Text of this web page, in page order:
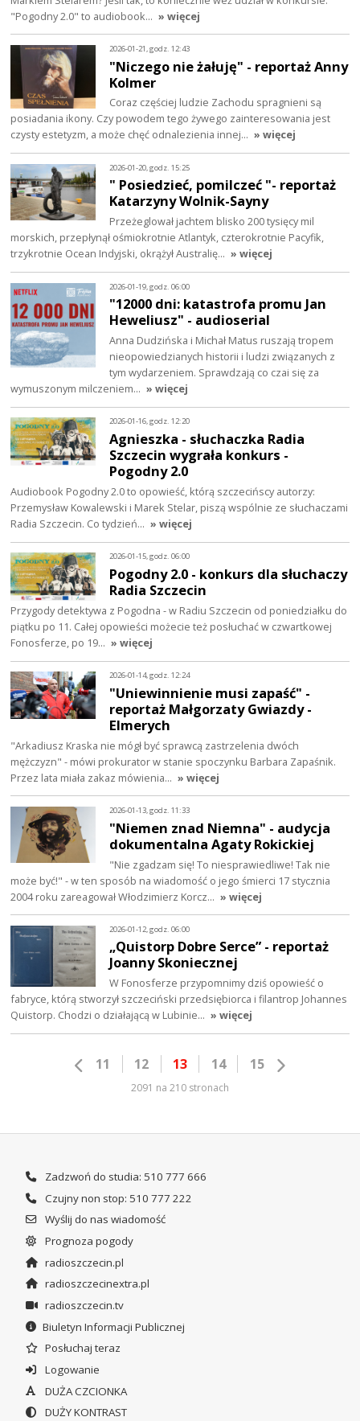
"Pogodny 2.0" to audiobook… » więcej
2026-01-21, godz. 12:43
"Niczego nie żałuję" - reportaż Anny
Kolmer
Coraz częściej ludzie Zachodu spragnieni są
posiadania ikony. Czy powodem tego żywego zainteresowania jest
czysty estetyzm, a może chęć odnalezienia innej… » więcej
2026-01-20, godz. 15:25
" Posiedzieć, pomilczeć "- reportaż
Katarzyny Wolnik-Sayny
Przeżeglował jachtem blisko 200 tysięcy mil
morskich, przepłynął ośmiokrotnie Atlantyk, czterokrotnie Pacyfik,
trzykrotnie Ocean Indyjski, okrążył Australię… » więcej
2026-01-19, godz. 06:00
"12000 dni: katastrofa promu Jan
Heweliusz" - audioserial
Anna Dudzińska i Michał Matus ruszają tropem
nieopowiedzianych historii i ludzi związanych z
tym wydarzeniem. Sprawdzają co czai się za
wymuszonym milczeniem… » więcej
2026-01-16, godz. 12:20
Agnieszka - słuchaczka Radia
Szczecin wygrała konkurs -
Pogodny 2.0
Audiobook Pogodny 2.0 to opowieść, którą szczecińscy autorzy:
Przemysław Kowalewski i Marek Stelar, piszą wspólnie ze słuchaczami
Radia Szczecin. Co tydzień… » więcej
2026-01-15, godz. 06:00
Pogodny 2.0 - konkurs dla słuchaczy
Radia Szczecin
Przygody detektywa z Pogodna - w Radiu Szczecin od poniedziałku do
piątku po 11. Całej opowieści możecie też posłuchać w czwartkowej
Fonosferze, po 19… » więcej
2026-01-14, godz. 12:24
"Uniewinnienie musi zapaść" -
reportaż Małgorzaty Gwiazdy -
Elmerych
"Arkadiusz Kraska nie mógł być sprawcą zastrzelenia dwóch
mężczyzn" - mówi prokurator w stanie spoczynku Barbara Zapaśnik.
Przez lata miała zakaz mówienia… » więcej
2026-01-13, godz. 11:33
"Niemen znad Niemna" - audycja
dokumentalna Agaty Rokickiej
"Nie zgadzam się! To niesprawiedliwe! Tak nie
może być!" - w ten sposób na wiadomość o jego śmierci 17 stycznia
2004 roku zareagował Włodzimierz Korcz… » więcej
2026-01-12, godz. 06:00
„Quistorp Dobre Serce” - reportaż
Joanny Skoniecznej
W Fonosferze przypomnimy dziś opowieść o
fabryce, którą stworzył szczeciński przedsiębiorca i filantrop Johannes
Quistorp. Chodzi o działającą w Lubinie… » więcej
11 12 13 14 15
2091 na 210 stronach
Zadzwoń do studia: 510 777 666
Czujny non stop: 510 777 222
Wyślij do nas wiadomość
Prognoza pogody
radioszczecin.pl
radioszczecinextra.pl
radioszczecin.tv
Biuletyn Informacji Publicznej
Posłuchaj teraz
Logowanie
DUŻA CZCIONKA
DUŻY KONTRAST